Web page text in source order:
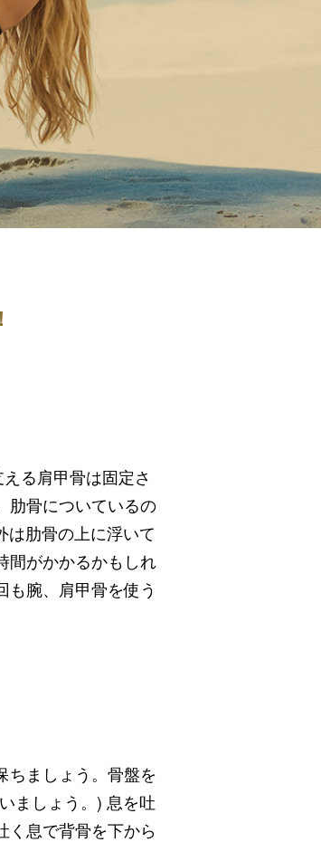
る肩甲骨は固定さ
肋骨についているの
は肋骨の上に浮いて
間がかかるかもしれ
も腕、肩甲骨を使う
ちましょう。骨盤を
ましょう。) 息を吐
く息で背骨を下から